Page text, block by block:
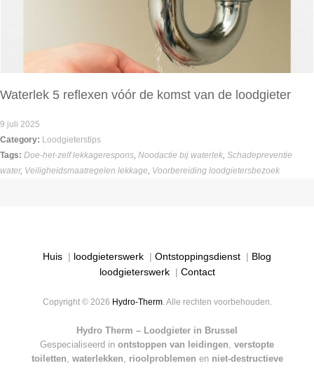
Waterlek 5 reflexen vóór de komst van de loodgieter
9 juli 2025
Category: Loodgieterstips
Tags: Doe-het-zelf lekkagerespons, Noodactie bij waterlek, Schadepreventie
water, Veiligheidsmaatregelen lekkage, Voorbereiding loodgietersbezoek
Huis | loodgieterswerk | Ontstoppingsdienst | Blog
loodgieterswerk| Contact
Copyright © 2026 Hydro-Therm. Alle rechten voorbehouden.
Hydro Therm – Loodgieter in Brussel
Gespecialiseerd in ontstoppen van leidingen, verstopte
toiletten, waterlekken, rioolproblemen en niet-destructieve